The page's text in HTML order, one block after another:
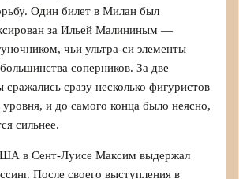
Один билет в Милан был
за Ильей Малининым —
чьи ультра-си элементы
соперников. За две
сражались сразу несколько фигуристов
и до самого конца было неясно,
сильнее.
в Сент-Луисе Максим выдержал
После своего выступления в